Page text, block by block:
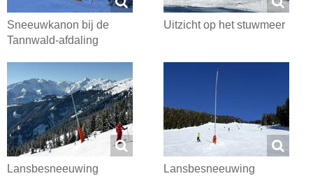
Sneeuwkanon bij de
Tannwald-afdaling
Uitzicht op het stuwmeer
Lansbesneeuwing Lansbesneeuwing